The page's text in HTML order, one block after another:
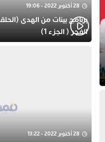
28 أكتوبر 2022 - 19:06
الفجر ( الجزء 1)
28 أكتوبر 2022 - 13:22